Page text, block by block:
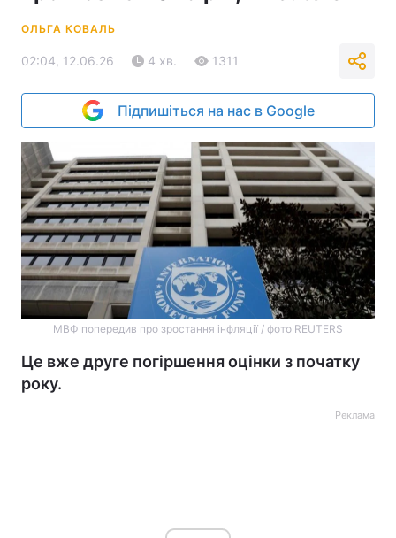
ОЛЬГА КОВАЛЬ
02:04, 12.06.26 4 хв. 1311
Підпишіться на нас в Google
МВФ попередив про зростання інфляції / фото REUTERS
Це вже друге погіршення оцінки з початку
року.
Реклама